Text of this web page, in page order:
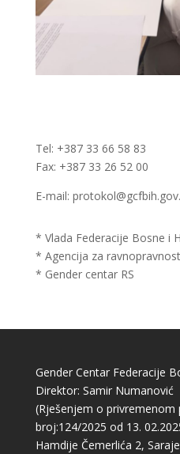
Tel: +387 33 66 58 83
Fax: +387 33 26 52 00
E-mail:
* Vlada Federacije Bosne i
* Agencija za
* Gender centar RS
Gender Centar Federacije
Direktor: Samir Numanović
(Rješenjem o privremenom
broj:124/2025 od 13.
Hamdije Čemerlića 2,